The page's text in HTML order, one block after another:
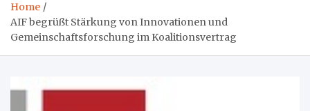
Home
AIF begrüßt Stärkung von Innovationen und
Gemeinschaftsforschung im Koalitionsvertrag